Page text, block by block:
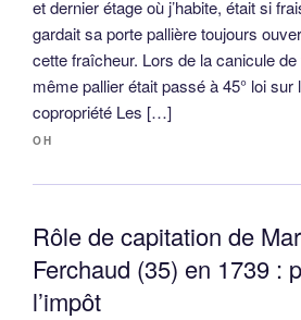
et dernier étage où j’habite, était si
gardait sa porte pallière toujours
cette fraîcheur. Lors de la canicule
même pallier était passé à 45° loi
copropriété Les […]
OH
Rôle de capitation de
Ferchaud (35) en 1739 :
l’impôt